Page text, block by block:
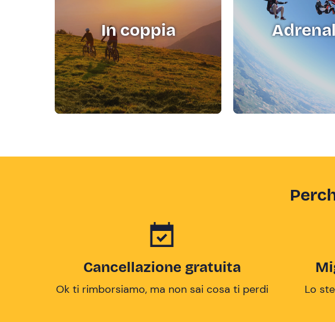
In coppia
Cancellazione gratuita
Ok ti rimborsiamo, ma non sai cosa ti perdi
Lo